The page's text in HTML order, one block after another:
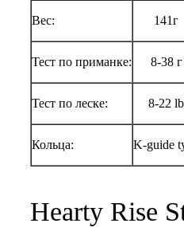
Вес: 141г
Тест по приманке: 8-38 г
Тест по леске: 8-22 lb
Кольца: K-guide
Hearty Rise